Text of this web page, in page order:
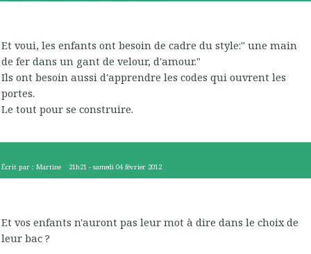
Et voui, les enfants ont besoin de cadre du style:" une main
de fer dans un gant de velour, d'amour."
Ils ont besoin aussi d'apprendre les codes qui ouvrent les
portes.
Le tout pour se construire.
Écrit par : Martine 21h21 -samedi 04 février 2012
Et vos enfants n'auront pas leur mot à dire dans le choix de
leur bac ?